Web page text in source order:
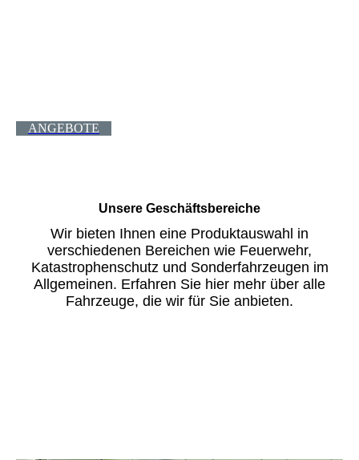
ANGEBOTE
Unsere Geschäftsbereiche
Wir bieten Ihnen eine Produktauswahl in
verschiedenen Bereichen wie Feuerwehr,
Katastrophenschutz und Sonderfahrzeugen im
Allgemeinen. Erfahren Sie hier mehr über alle
Fahrzeuge, die wir für Sie anbieten.